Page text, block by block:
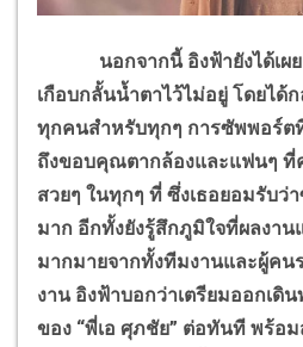
นอกจากนี้ อิงฟ้ายังได้เผย
เกือบกลั้นน้ำตาไว้ไม่อยู่ โดยไ
ทุกคนสำหรับทุกๆ การซัพพอร์ต
ถึงขอบคุณตากล้องและแฟนๆ ที่
สวยๆ ในทุกๆ ที่ ซึ่งเธอยอมรับว่
มาก อีกทั้งยังรู้สึกภูมิใจที่ผลงา
มากมายจากทั้งทีมงานและผู้คน
งาน อิงฟ้าบอกว่าเตรียมออกเดิ
ของ “พี่เอ ศุภชัย” ต่อทันที พร้อ